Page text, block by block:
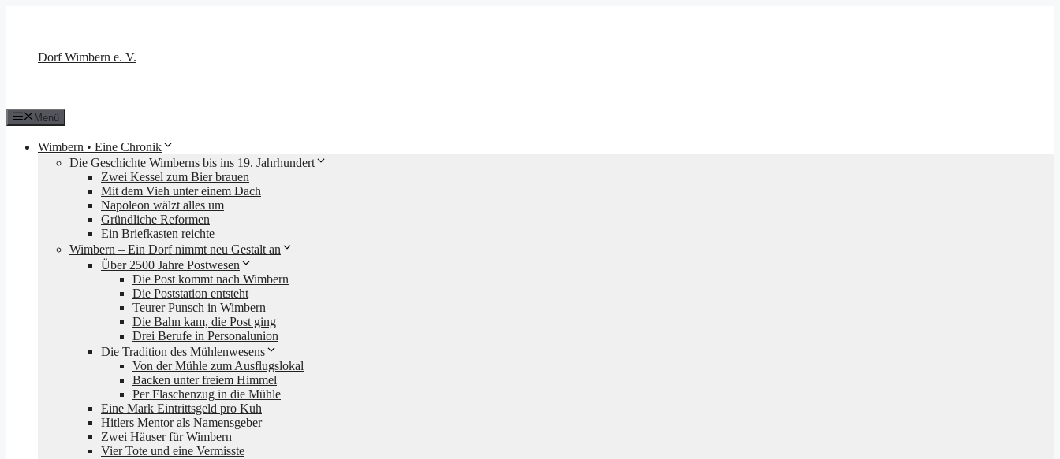
Dorf Wimbern e. V.
Menü
Wimbern • Eine Chronik
Die Geschichte Wimberns bis ins 19. Jahrhundert
Zwei Kessel zum Bier brauen
Mit dem Vieh unter einem Dach
Napoleon wälzt alles um
Gründliche Reformen
Ein Briefkasten reichte
Wimbern – Ein Dorf nimmt neu Gestalt an
Über 2500 Jahre Postwesen
Die Post kommt nach Wimbern
Die Poststation entsteht
Teurer Punsch in Wimbern
Die Bahn kam, die Post ging
Drei Berufe in Personalunion
Die Tradition des Mühlenwesens
Von der Mühle zum Ausflugslokal
Backen unter freiem Himmel
Per Flaschenzug in die Mühle
Eine Mark Eintrittsgeld pro Kuh
Hitlers Mentor als Namensgeber
Zwei Häuser für Wimbern
Vier Tote und eine Vermisste